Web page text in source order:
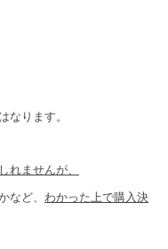
なります。
れませんが、
など、 わかった上で購入決